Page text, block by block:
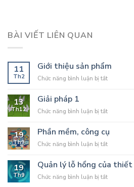
BÀI VIẾT LIÊN QUAN
11
Th2
Giới thiệu sản phẩm
Chức năng bình luận bị tắtở
phẩm
13
Th12
Giải pháp 1
Chức năng bình luận bị tắtở
1
19
Th9
Phần mềm, công cụ
Chức năng bình luận bị tắtở
mềm,
công
cụ
19
Th9
Quản lý lỗ hổng của thiết
Chức năng bình luận bị tắtở